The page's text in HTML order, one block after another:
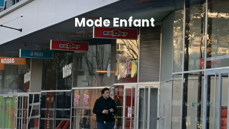
Mode Enfant